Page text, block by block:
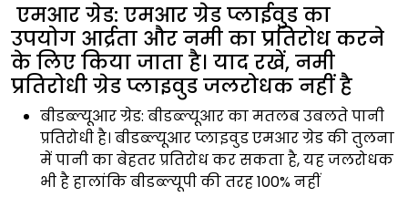
एमआर ग्रेड: एमआर ग्रेड प्लाईवुड का
उपयोग आर्द्रता और नमी का प्रतिरोध करने
के लिए किया जाता है। याद रखें, नमी
प्रतिरोधी ग्रेड प्लाइवुड जलरोधक नहीं है
बीडब्ल्यूआर ग्रेड: बीडब्ल्यूआर का मतलब उबलते पानी
प्रतिरोधी है। बीडब्ल्यूआर प्लाइवुड एमआर ग्रेड की तुलना
में पानी का बेहतर प्रतिरोध कर सकता है, यह जलरोधक
भी है हालांकि बीडब्ल्यूपी की तरह 100% नहीं